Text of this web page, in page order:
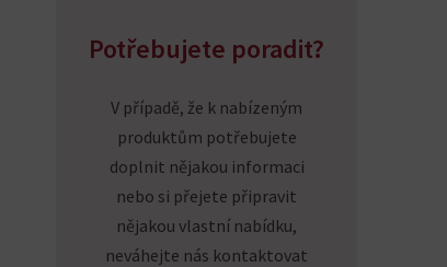
Potřebujete poradit?
V případě, že k nabízeným
produktům potřebujete
doplnit nějakou informaci
nebo si přejete připravit
nějakou vlastní nabídku,
neváhejte nás kontaktovat